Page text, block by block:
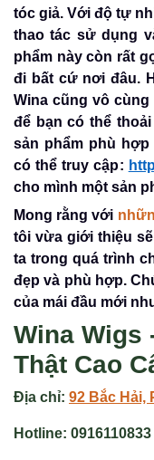
tóc giả. Với độ tự
thao tác sử dụng
phẩm này còn rất
đi bất cứ nơi đâu.
Wina cũng vô cùng
để bạn có thể
sản phẩm phù
có thể truy cập:
cho mình một sản
Mong rằng với
tôi vừa giới thiệu
ta trong quá trình
đẹp và phù hợp.
của mái đầu mới
Wina Wigs
Thật Cao
Địa chỉ: 92 Bắc Hải,
Hotline: 0916110833